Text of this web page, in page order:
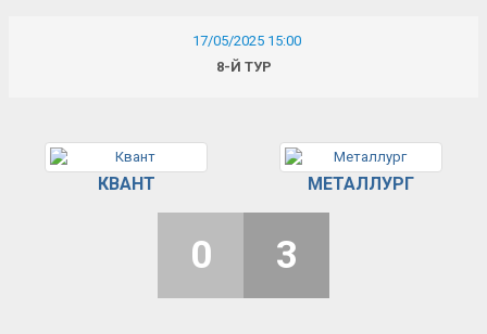
17/05/2025 15:00
8-Й ТУР
КВАНТ МЕТАЛЛУРГ
0 3